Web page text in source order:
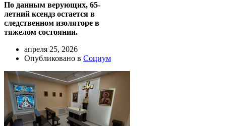
По данным верующих, 65-
летний ксендз остается в
следственном изоляторе в
тяжелом состоянии.
апреля 25, 2026
Опубликовано в Социум